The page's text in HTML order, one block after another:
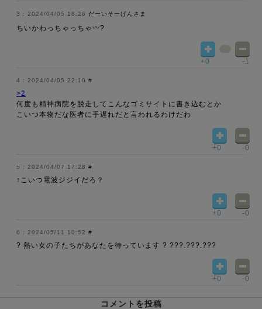
2024/04/05 18:26 だーいそーげんさま
ちいかわっちゃっちゃ〰︎?
+0 -1
2024/04/05 22:10 #
>2
何度も精神病院を脱走してこんなゴミサイトに書き込むとか
こいつ本物だな医者に手遅れだと言われるわけだわ
+0 -0
2024/04/07 17:28 #
↑こいつ電波ジジイだろ？
+0 -0
2024/05/11 10:52 #
?️ 熱い女の子たちがあなたを待っています ? ???.???.???
+0 -0
コメントを投稿